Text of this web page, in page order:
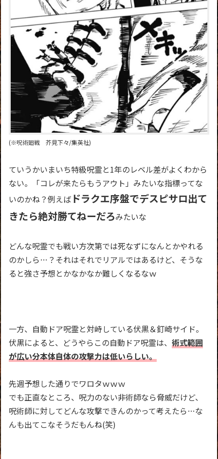
(※呪術廻戦 芥見下々/集英社)
ていうかいまいち特級呪霊と1年のレベル差がよくわから
ない。「コレが来たらもうアウト」みたいな指標ってな
いのかね？例えば ドラクエ序盤でデスピサロ出て
きたら絶対勝てねーだろみたいな
どんな呪霊でも戦い方次第では死なずになんとかやれる
のかしら…？それはそれでリアルではあるけど、そうな
ると強さ予想とかなかなか難しくなるなｗ
一方、自動ドア呪霊と対峙している伏黒＆釘崎サイド。
伏黒によると、どうやらこの自動ドア呪霊は、術式範囲
が広い分本体自体の攻撃力は低いらしい。
先週予想した通りでワロタｗｗｗ
でも正直なところ、呪力のない非術師なら脅威だけど、
呪術師に対してどんな攻撃できんのかって考えたら…な
んも出てこなそうだもんね(笑)